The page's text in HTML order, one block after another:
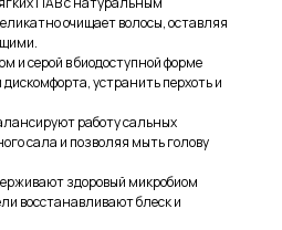
очищает волосы, оставляя
и серой в биодоступной форме
устранить перхоть и
работу сальных
сала и позволяя мыть голову
здоровый микробиом
восстанавливают блеск и